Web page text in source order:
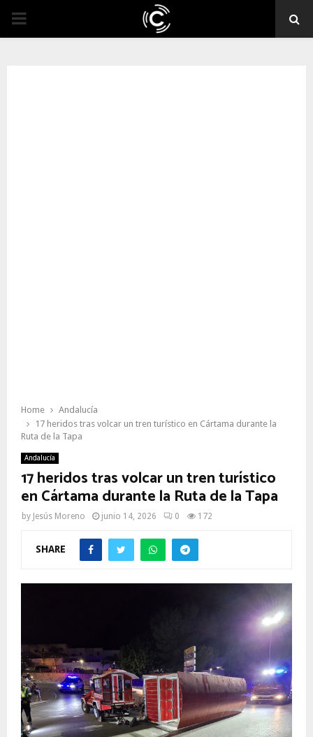
PRIMARY
Home
Andalucía
17 heridos tras volcar un tren turístico en Cártama durante la
Ruta de la Tapa
Andalucía
17 heridos tras volcar un tren turístico
en Cártama durante la Ruta de la Tapa
by Jesús Moreno junio 14, 2026 0 172
SHARE